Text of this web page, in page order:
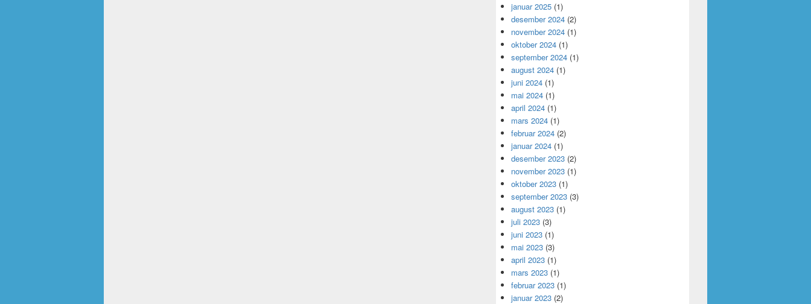
januar 2025 (1)
desember 2024 (2)
november 2024 (1)
oktober 2024 (1)
september 2024 (1)
august 2024 (1)
juni 2024 (1)
mai 2024 (1)
april 2024 (1)
mars 2024 (1)
februar 2024 (2)
januar 2024 (1)
desember 2023 (2)
november 2023 (1)
oktober 2023 (1)
september 2023 (3)
august 2023 (1)
juli 2023 (3)
juni 2023 (1)
mai 2023 (3)
april 2023 (1)
mars 2023 (1)
februar 2023 (1)
januar 2023 (2)